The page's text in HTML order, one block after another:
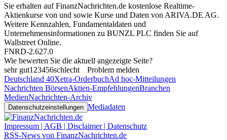
Sie erhalten auf FinanzNachrichten.de kostenlose Realtime-
Aktienkurse von und sowie Kurse und Daten von ARIVA.DE AG.
Weitere Kennzahlen, Fundamentaldaten und
Unternehmensinformationen zu BUNZL PLC finden Sie auf
Wallstreet Online.
FNRD-2.627.0
Wie bewerten Sie die aktuell angezeigte Seite?
sehr gut1 23456schlecht
Problem melden
Deutschland 40Xetra-OrderbuchAd hoc-Mitteilungen
Nachrichten BörsenAktien-EmpfehlungenBranchen
MedienNachrichten-Archiv
Datenschutzeinstellungen Mediadaten
Impressum | AGB | Disclaimer | Datenschutz
RSS-News von FinanzNachrichten.de